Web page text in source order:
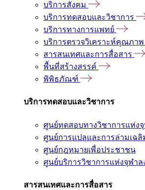
บริการสังคม
บริการทดสอบและวิชาการ
บริการทางการแพทย์
บริการตรวจวิเคราะห์คุณภาพ
สารสนเทศและการสื่อสาร
พื้นที่สร้างสรรค์
พิพิธภัณฑ์
บริการทดสอบและวิชาการ
ศูนย์ทดสอบทางวิชาการแห่ง
ศูนย์การแปลและการล่ามเฉลิ
ศูนย์กฎหมายเพื่อประชาชน
ศูนย์บริการวิชาการแห่งจุฬา
สารสนเทศและการสื่อสาร